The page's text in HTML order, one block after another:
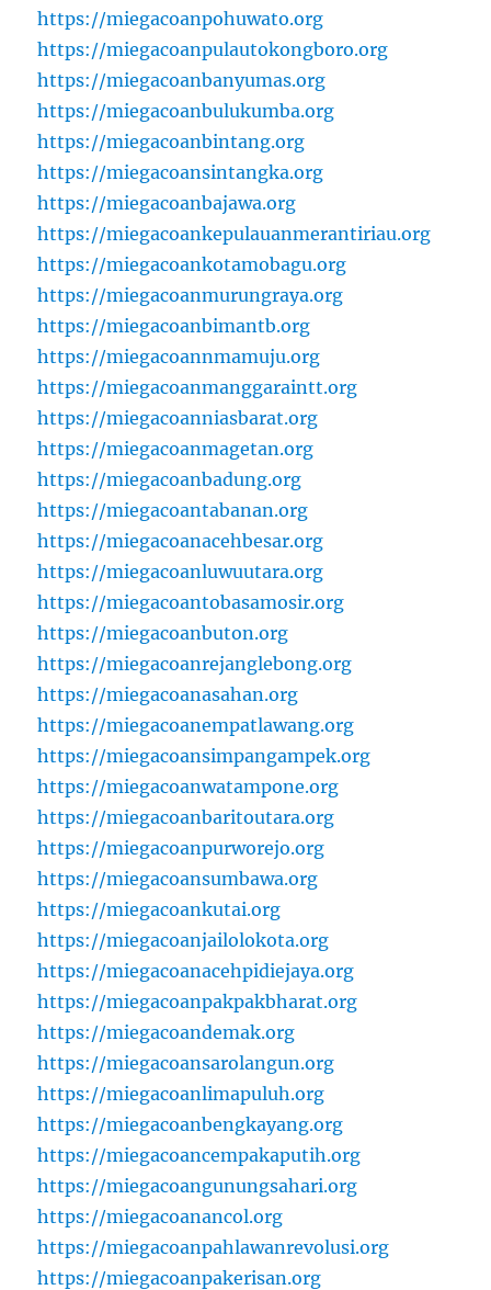
https://miegacoanpohuwato.org
https://miegacoanpulautokongboro.org
https://miegacoanbanyumas.org
https://miegacoanbulukumba.org
https://miegacoanbintang.org
https://miegacoansintangka.org
https://miegacoanbajawa.org
https://miegacoankepulauanmerantiriau.org
https://miegacoankotamobagu.org
https://miegacoanmurungraya.org
https://miegacoanbimantb.org
https://miegacoannmamuju.org
https://miegacoanmanggaraintt.org
https://miegacoanniasbarat.org
https://miegacoanmagetan.org
https://miegacoanbadung.org
https://miegacoantabanan.org
https://miegacoanacehbesar.org
https://miegacoanluwuutara.org
https://miegacoantobasamosir.org
https://miegacoanbuton.org
https://miegacoanrejanglebong.org
https://miegacoanasahan.org
https://miegacoanempatlawang.org
https://miegacoansimpangampek.org
https://miegacoanwatampone.org
https://miegacoanbaritoutara.org
https://miegacoanpurworejo.org
https://miegacoansumbawa.org
https://miegacoankutai.org
https://miegacoanjailolokota.org
https://miegacoanacehpidiejaya.org
https://miegacoanpakpakbharat.org
https://miegacoandemak.org
https://miegacoansarolangun.org
https://miegacoanlimapuluh.org
https://miegacoanbengkayang.org
https://miegacoancempakaputih.org
https://miegacoangunungsahari.org
https://miegacoanancol.org
https://miegacoanpahlawanrevolusi.org
https://miegacoanpakerisan.org